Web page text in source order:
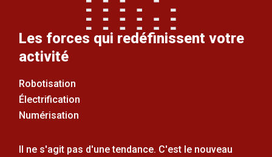
Les forces qui redéfinissent votre
activité
Robotisation
Électrification
Numérisation
Il ne s'agit pas d'une tendance. C'est le nouveau